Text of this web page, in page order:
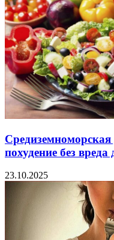
Средиземноморская
похудение без вреда
23.10.2025